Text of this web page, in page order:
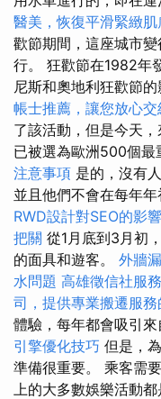
醫美，恢復平滑緊緻肌
歡節期間，這座城市
行。 狂歡節在1982年
尼斯和奧地利狂歡節的
帳士推薦，讓您放心
了該活動，但是今天
已被選為歐洲500個最
注意事項 是的，沒有
並且他們不會在每年年
RWD設計對SEO的影響
把關 從1月底到3月初
的面具和遊客。 外牆
水問題 高雄徵信社服
司，提供專業搬遷服
體驗，每年都會吸引來
引擎優化技巧 但是，
準備很重要。 乘客需
上的大多數娛樂活動